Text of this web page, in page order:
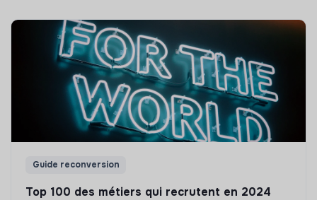
Guide reconversion
Top 100 des métiers qui recrutent en 2024